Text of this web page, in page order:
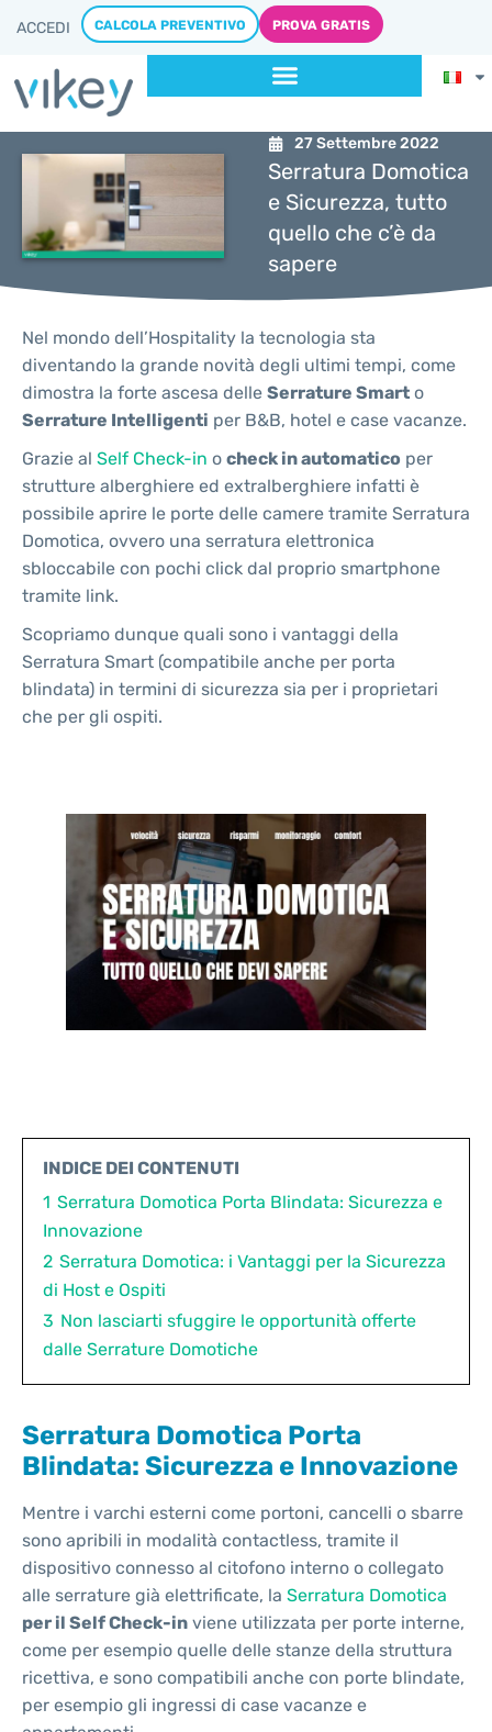
ACCEDI CALCOLA PREVENTIVO PROVA GRATIS
27 Settembre 2022
Serratura Domotica
e Sicurezza, tutto
quello che c’è da
sapere
Nel mondo dell’Hospitality la tecnologia sta
diventando la grande novità degli ultimi tempi, come
dimostra la forte ascesa delle Serrature Smart o
Serrature Intelligenti per B&B, hotel e case vacanze.
Grazie al Self Check-in o check in automatico per
strutture alberghiere ed extralberghiere infatti è
possibile aprire le porte delle camere tramite Serratura
Domotica, ovvero una serratura elettronica
sbloccabile con pochi click dal proprio smartphone
tramite link.
Scopriamo dunque quali sono i vantaggi della
Serratura Smart (compatibile anche per porta
blindata) in termini di sicurezza sia per i proprietari
che per gli ospiti.
INDICE DEI CONTENUTI
1 Serratura Domotica Porta Blindata: Sicurezza e
Innovazione
2 Serratura Domotica: i Vantaggi per la Sicurezza
di Host e Ospiti
3 Non lasciarti sfuggire le opportunità offerte
dalle Serrature Domotiche
Serratura Domotica Porta
Blindata: Sicurezza e Innovazione
Mentre i varchi esterni come portoni, cancelli o sbarre
sono apribili in modalità contactless, tramite il
dispositivo connesso al citofono interno o collegato
alle serrature già elettrificate, la Serratura Domotica
per il Self Check-in viene utilizzata per porte interne,
come per esempio quelle delle stanze della struttura
ricettiva, e sono compatibili anche con porte blindate,
per esempio gli ingressi di case vacanze e